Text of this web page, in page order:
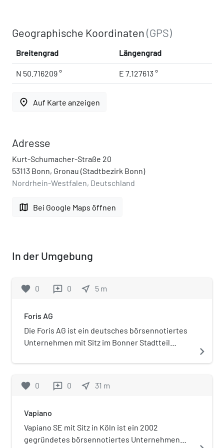
Geographische Koordinaten(GPS)
Breitengrad Längengrad
N 50.716209 ° E 7.127613 °
place Auf Karte anzeigen
Adresse
Kurt-Schumacher-Straße 20
53113 Bonn, Gronau (Stadtbezirk Bonn)
Nordrhein-Westfalen, Deutschland
map Bei Google Maps öffnen
In der Umgebung
favorite 0 reviews 0 near_me 5 m
Foris AG
Die Foris AG ist ein deutsches börsennotiertes
Unternehmen mit Sitz im Bonner Stadtteil
führte 1998 die gewerbliche
navigate_next
favorite 0 reviews 0 near_me 31 m
Vapiano
Vapiano SE mit Sitz in Köln ist ein 2002
gegründetes börsennotiertes Unternehmen